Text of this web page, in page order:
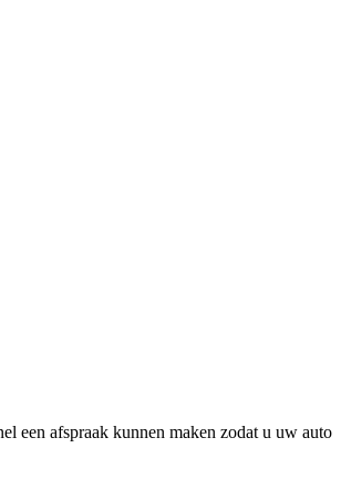
een afspraak kunnen maken zodat u uw auto